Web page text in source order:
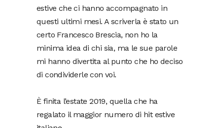
estive che ci hanno accompagnato in
questi ultimi mesi. A scriverla è stato un
certo Francesco Brescia, non ho la
minima idea di chi sia, ma le sue parole
mi hanno divertita al punto che ho deciso
di condividerle con voi.
È finita l’estate 2019, quella che ha
regalato il maggior numero di hit estive